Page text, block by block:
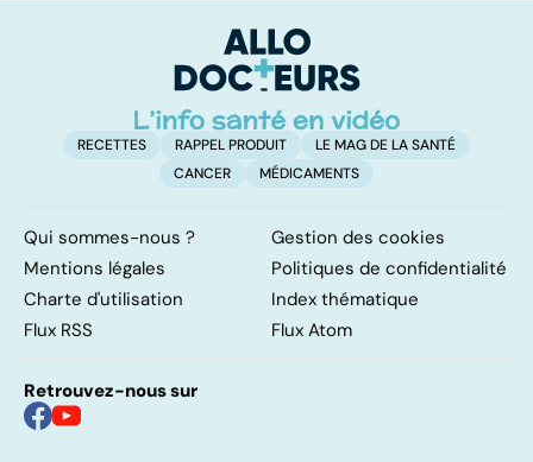
d'angine ?
RECETTES RAPPEL PRODUIT
LE MAG DE LA SANTÉ
CANCER
MÉDICAMENTS
Qui sommes-nous ?
Gestion des cookies
Mentions légales
Politiques de confidentialité
Charte d'utilisation
Index thématique
Flux RSS
Flux Atom
Retrouvez-nous sur